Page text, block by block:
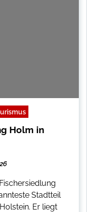
Holm in
Stadtteil
Er liegt